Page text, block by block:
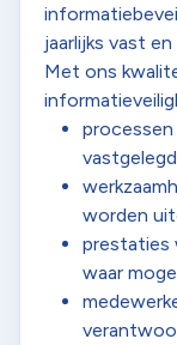
jaarlijks vast
Met ons
processen
worden
prestaties
waar